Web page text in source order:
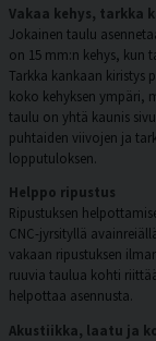
Vakaa kehys, tarkka
Jokainen taulu
on 15 mm:n kehys, kun
Tarkka kankaan
koko kehyksen ympäri,
taulu on yhtä kaunis
puhtaiden viivojen ja
lopputuloksen.
Helppo ripustus
Ripustuksen
CNC-jyrsityllä
vakaan ripustuksen
ruuvia taulua kohti
helpottaa asennusta.
Akustiikka, laatu ja